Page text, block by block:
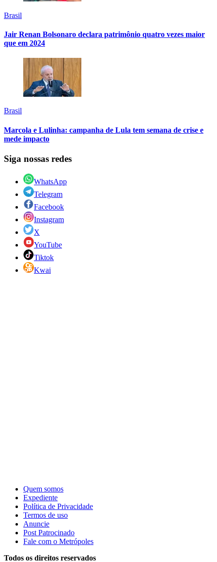
Brasil
Jair Renan Bolsonaro declara patrimônio quatro vezes maior
que em 2024
Brasil
Marcola e Lulinha: campanha de Lula tem semana de crise e
mede impacto
Siga nossas redes
WhatsApp
Telegram
Facebook
Instagram
X
YouTube
Tiktok
Kwai
Quem somos
Expediente
Política de Privacidade
Termos de uso
Anuncie
Post Patrocinado
Fale com o Metrópoles
Todos os direitos reservados